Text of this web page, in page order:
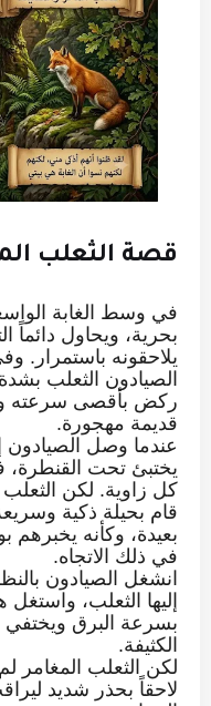
قصة الثعلب
في وسط الغابة
بحرية، ويحاول دائماً
يلاحقونه باستمرار.
الصيادون الثعلب
ركض بأقصى سرعته
قديمة مهجورة.
عندما وصل الصيادون
يختبئ تحت القنطرة،
كل زاوية. لكن الثعلب
قام بحيلة ذكية
بعيدة، وكأنه
في ذلك الاتجاه.
انشغل الصيادون
إليها الثعلب،
بسرعة البرق ويختفي
الكثيفة.
لكن الثعلب المغامر
لاحقاً بحذر شديد